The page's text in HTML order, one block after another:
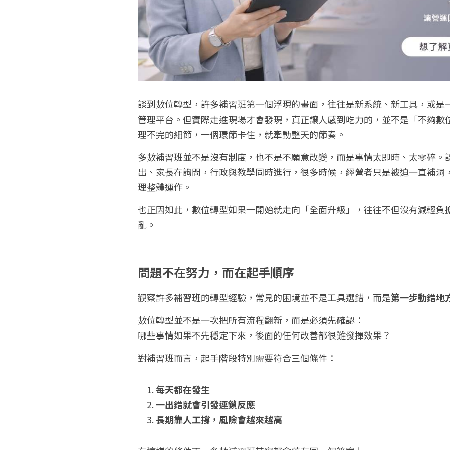
談到數位轉型，許多補習班第一個浮現的畫面，往往是新系統、新工具，或是
管理平台。但實際走進現場才會發現，真正讓人感到吃力的，並不是「不夠數
理不完的細節，一個環節卡住，就牽動整天的節奏。
多數補習班並不是沒有制度，也不是不願意改變，而是事情太即時、太零碎。
出、家長在詢問，行政與教學同時進行，很多時候，經營者只是被迫一直補洞
理整體運作。
也正因如此，數位轉型如果一開始就走向「全面升級」，往往不但沒有減輕負
亂。
問題不在努力，而在起手順序
觀察許多補習班的轉型經驗，常見的困境並不是工具選錯，而是第一步動錯地
數位轉型並不是一次把所有流程翻新，而是必須先確認：
哪些事情如果不先穩定下來，後面的任何改善都很難發揮效果？
對補習班而言，起手階段特別需要符合三個條件：
每天都在發生
一出錯就會引發連鎖反應
長期靠人工撐，風險會越來越高